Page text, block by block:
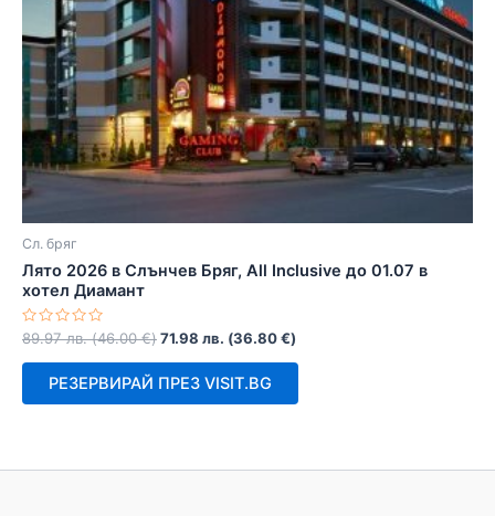
Сл. бряг
Лято 2026 в Слънчев Бряг, All Inclusive до 01.07 в
хотел Диамант
Оценено
с
0
89.97лв. (46.00€)71.98 лв. (36.80€)
РЕЗЕРВИРАЙ ПРЕЗ VISIT.BG